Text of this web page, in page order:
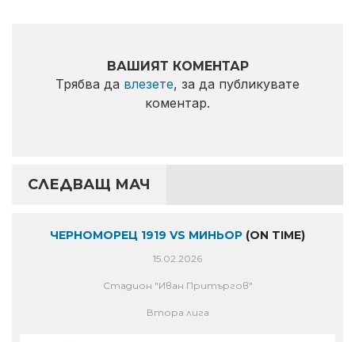
ВАШИЯТ КОМЕНТАР
Трябва да влезете, за да публикувате
коментар.
СЛЕДВАЩ МАЧ
ЧЕРНОМОРЕЦ 1919 VS МИНЬОР (ON TIME)
15.02.2026
Стадион "Иван Притъргов"
Втора лига